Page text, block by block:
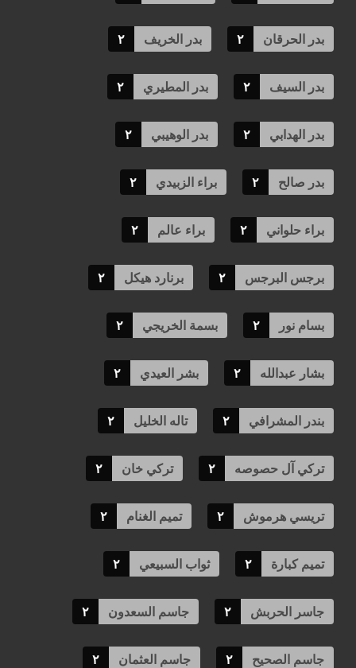
بدر الحرقان ٢ بدر الخريف ٢
بدر السيف ٢ بدر المطيري ٢
بدر الهدابي ٢ بدر الوهيبي ٢
بدر صالح ٢ براء الزبيدي ٢
براء حلواني ٢ براء عالم ٢
برجس البرجس ٢ برنارد هيكل ٢
بسام نور ٢ بسمة الخريجي ٢
بشار عبدالله ٢ بشر العيدي ٢
بندر المشرافي ٢ تاله الخليل ٢
تركي آل حصوصه ٢ تركي خان ٢
تريسي هرموش ٢ تميم الغنام ٢
تميم كبارة ٢ ثواب السبيعي ٢
جاسر الحربش ٢ جاسم السعدون ٢
جاسم الصحيح ٢ جاسم العثمان ٢